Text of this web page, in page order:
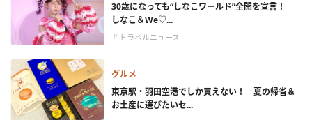
30歳になっても“しなこワールド”全開を宣言！
しなこ＆We♡...
＃トラベルニュース
グルメ
東京駅・羽田空港でしか買えない！ 夏の帰省＆
お土産に選びたいセ...